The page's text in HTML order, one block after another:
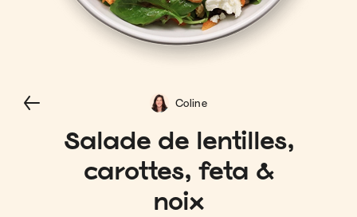
Salade de lentilles,
carottes, feta &
noix
Coline